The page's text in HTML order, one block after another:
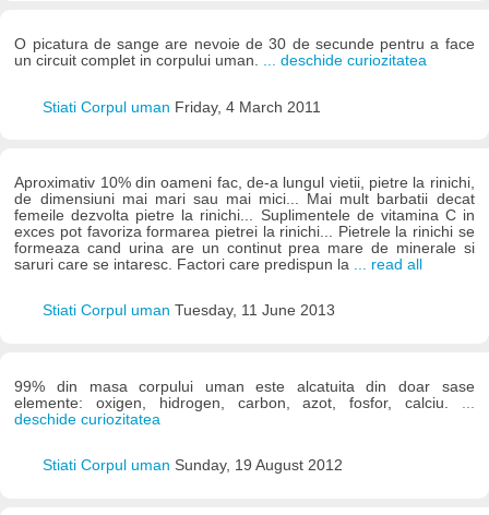
O picatura de sange are nevoie de 30 de secunde pentru a face
un circuit complet in corpului uman. ... deschide curiozitatea
Stiati Corpul uman Friday, 4 March 2011
Aproximativ 10% din oameni fac, de-a lungul vietii, pietre la rinichi,
de dimensiuni mai mari sau mai mici... Mai mult barbatii decat
femeile dezvolta pietre la rinichi... Suplimentele de vitamina C in
exces pot favoriza formarea pietrei la rinichi... Pietrele la rinichi se
formeaza cand urina are un continut prea mare de minerale si
saruri care se intaresc. Factori care predispun la ... read all
Stiati Corpul uman Tuesday, 11 June 2013
99% din masa corpului uman este alcatuita din doar sase
elemente: oxigen, hidrogen, carbon, azot, fosfor, calciu.
deschide curiozitatea
Stiati Corpul uman Sunday, 19 August 2012